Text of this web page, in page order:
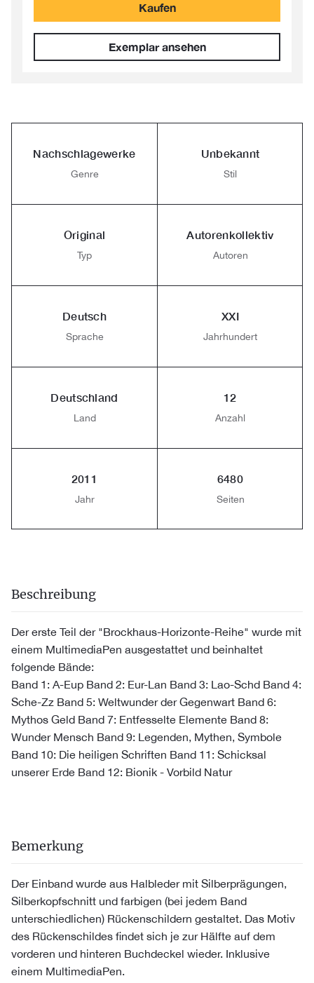
Kaufen
Exemplar ansehen
Nachschlagewerke
Genre
Unbekannt
Stil
Original
Typ
Autorenkollektiv
Autoren
Deutsch
Sprache
XXI
Jahrhundert
Deutschland
Land
12
Anzahl
2011
Jahr
6480
Seiten
Beschreibung
Der erste Teil der "Brockhaus-Horizonte-Reihe" wurde mit
einem MultimediaPen ausgestattet und beinhaltet
folgende Bände:
Band 1: A-Eup Band 2: Eur-Lan Band 3: Lao-Schd Band 4:
Sche-Zz Band 5: Weltwunder der Gegenwart Band 6:
Mythos Geld Band 7: Entfesselte Elemente Band 8:
Wunder Mensch Band 9: Legenden, Mythen, Symbole
Band 10: Die heiligen Schriften Band 11: Schicksal
unserer Erde Band 12: Bionik - Vorbild Natur
Bemerkung
Der Einband wurde aus Halbleder mit Silberprägungen,
Silberkopfschnitt und farbigen (bei jedem Band
unterschiedlichen) Rückenschildern gestaltet. Das Motiv
des Rückenschildes findet sich je zur Hälfte auf dem
vorderen und hinteren Buchdeckel wieder. Inklusive
einem MultimediaPen.